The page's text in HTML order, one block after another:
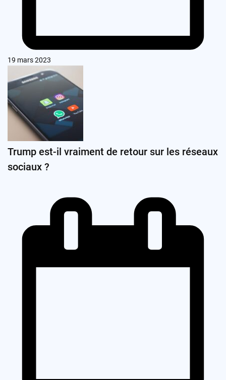
19 mars 2023
Trump est-il vraiment de retour sur les réseaux
sociaux ?